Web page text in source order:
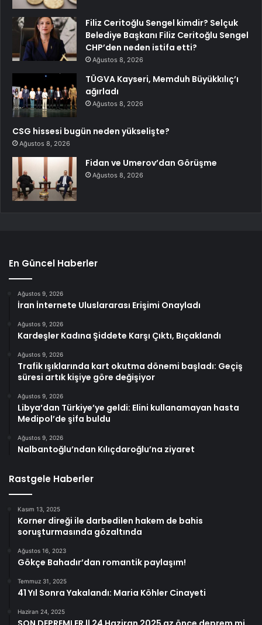
Filiz Ceritoğlu Sengel kimdir? Selçuk
Belediye Başkanı Filiz Ceritoğlu Sengel
CHP’den neden istifa etti?
Ağustos 8, 2026
TÜGVA Kayseri, Memduh Büyükkılıç’ı
ağırladı
Ağustos 8, 2026
CSG hissesi bugün neden yükselişte?
Ağustos 8, 2026
Fidan ve Umerov’dan Görüşme
Ağustos 8, 2026
En Güncel Haberler
Ağustos 9, 2026
İran İnternete Uluslararası Erişimi Onayladı
Ağustos 9, 2026
Kardeşler Kadına Şiddete Karşı Çıktı, Bıçaklandı
Ağustos 9, 2026
Trafik ışıklarında kart okutma dönemi başladı: Geçiş
süresi artık kişiye göre değişiyor
Ağustos 9, 2026
Libya’dan Türkiye’ye geldi: Elini kullanamayan hasta
Medipol’de şifa buldu
Ağustos 9, 2026
Nalbantoğlu’ndan Kılıçdaroğlu’na ziyaret
Rastgele Haberler
Kasım 13, 2025
Korner direği ile darbedilen hakem de bahis
soruşturmasında gözaltında
Ağustos 16, 2023
Gökçe Bahadır’dan romantik paylaşım!
Temmuz 31, 2025
41 Yıl Sonra Yakalandı: Maria Köhler Cinayeti
Haziran 24, 2025